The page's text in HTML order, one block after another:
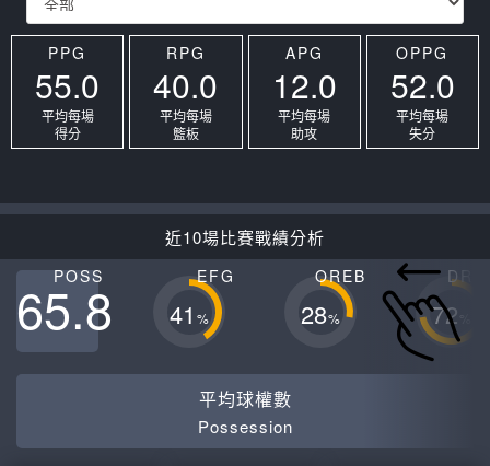
PPG
55.0
平均每場
得分
RPG
40.0
平均每場
籃板
APG
12.0
平均每場
助攻
OPPG
52.0
平均每場
失分
近10場比賽戰績分析
POSS
65.8 EFG
41 %
OREB
28% 72
平均球權數
Possession